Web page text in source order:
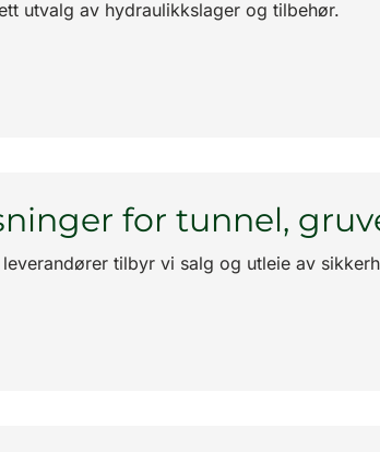
utvalg av hydraulikkslager og tilbehør.
for tunnel,
tilbyr vi salg og utleie av